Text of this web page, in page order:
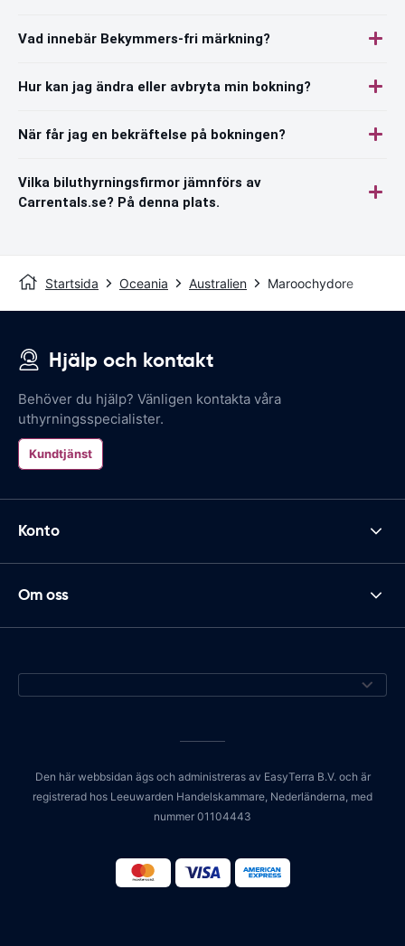
Vad innebär Bekymmers-fri märkning?
Hur kan jag ändra eller avbryta min bokning?
När får jag en bekräftelse på bokningen?
Vilka biluthyrningsfirmor jämnförs av
Carrentals.se? På denna plats.
Startsida Oceania Australien Maroochydore
Hjälp och kontakt
Behöver du hjälp? Vänligen kontakta våra
uthyrningsspecialister.
Kundtjänst
Konto
Om oss
Den här webbsidan ägs och administreras av EasyTerra B.V. och är
registrerad hos Leeuwarden Handelskammare, Nederländerna, med
nummer 01104443